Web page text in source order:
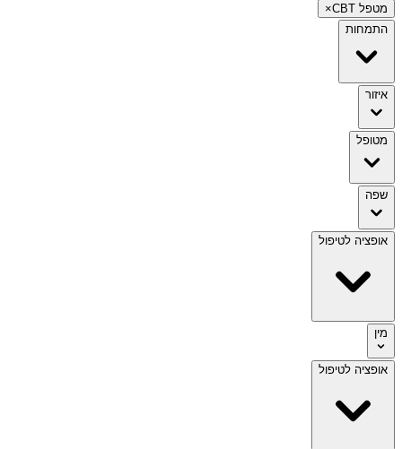
מטפל CBT
×
התמחות
איזור
מטופל
שפה
אופציה לטיפול
מין
אופציה לטיפול